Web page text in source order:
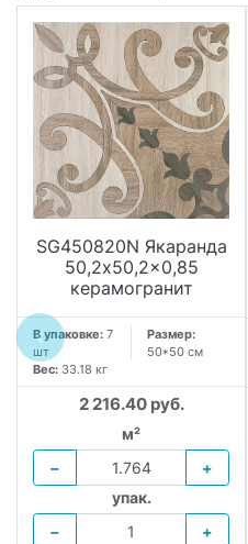
SG450820N Якаранда
50,2x50,2x0,85
керамогранит
В упаковке: 7
шт
Размер:
50*50 см
Вес: 33.18 кг
2 216.40 руб.
м²
−
+
упак.
−
+